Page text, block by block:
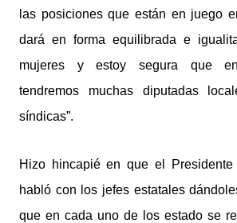
las posiciones que están en juego
dará en forma equilibrada e
mujeres y estoy segura que en
tendremos muchas diputadas
síndicas”.
Hizo hincapié en que el Presidente
habló con los jefes estatales
que en cada uno de los estado se